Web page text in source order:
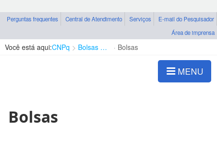
Perguntas frequentes Central de Atendimento Serviços
E-mail do Pesquisador
Área de imprensa
Você está aqui:CNPq Bolsas e Auxílios Vigentes Bolsas
MENU
Bolsas